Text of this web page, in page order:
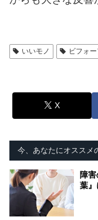
いいモノ ビフォ
X
今、あなたにオススメ
障
葉